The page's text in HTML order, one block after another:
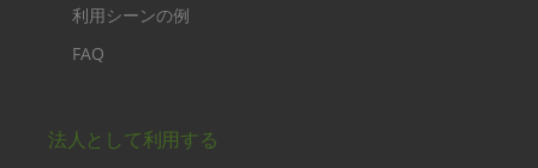
利用シーンの例
FAQ
法人として利用する